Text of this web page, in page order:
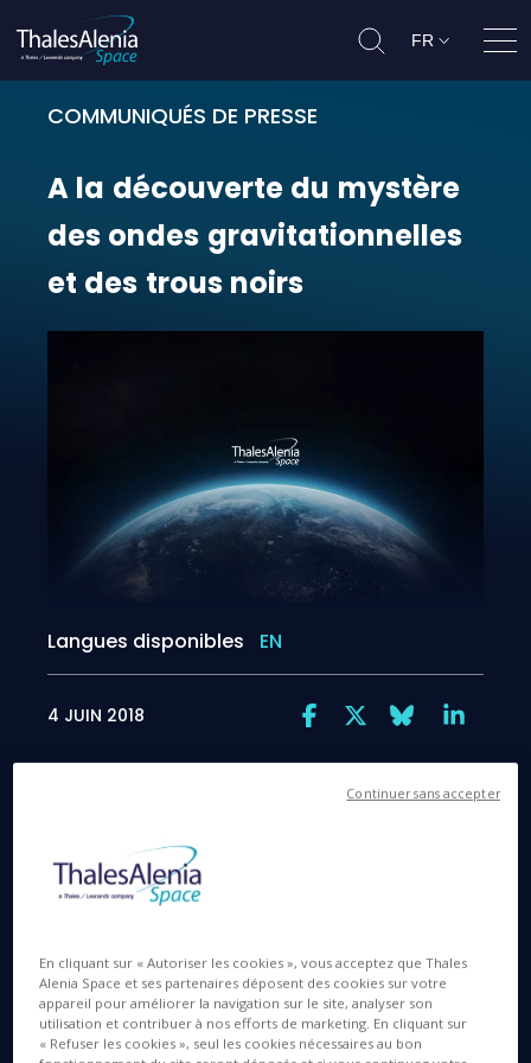
FR
COMMUNIQUÉS DE PRESSE
A la découverte du mystère des
A la découverte du mystère
des ondes gravitationnelles
et des trous noirs
Langues disponibles EN
4 JUIN 2018
l’ESA pour la mission LISA à la recherche de l’histoire
de l’Univers
société conjointe entre Thales (67%) et Leonardo
(33%), annonce aujourd'hui avoir remporté un
contrat auprès de l'Agence spatiale européenne
(ESA) pour l'étude de la phase A de LISA (Laser
En cliquant sur « Autoriser les cookies », vous acceptez que Thales
Alenia Space et ses partenaires déposent des cookies sur votre
appareil pour améliorer la navigation sur le site, analyser son
utilisation et contribuer à nos efforts de marketing. En cliquant sur
« Refuser les cookies », seul les cookies nécessaires au bon
Continuer sans accepter